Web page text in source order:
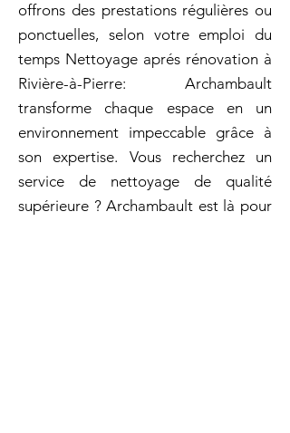
offrons des prestations régulières ou
ponctuelles, selon votre emploi du
temps Nettoyage aprés rénovation à
Rivière-à-Pierre: Archambault
transforme chaque espace en un
environnement impeccable grâce à
son expertise. Vous recherchez un
service de nettoyage de qualité
supérieure ? Archambault est là pour